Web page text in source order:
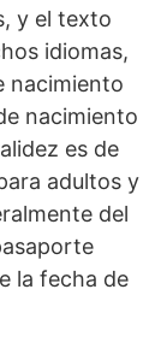
y el texto
idiomas,
nacimiento
nacimiento
es de
adultos y
del
la fecha de